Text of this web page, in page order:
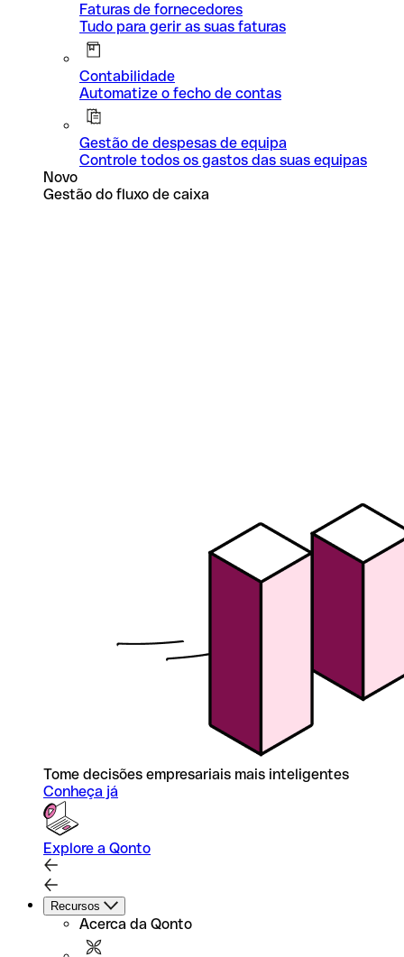
Faturas de fornecedores
Tudo para gerir as suas faturas
Contabilidade
Automatize o fecho de contas
Gestão de despesas de equipa
Controle todos os gastos das suas equipas
Novo
Gestão do fluxo de caixa
Tome decisões empresariais mais inteligentes
Conheça já
Explore a Qonto
Recursos
Acerca da Qonto